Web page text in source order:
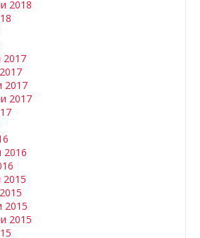
2018
2017
2017
2017
2016
2015
2015
2015